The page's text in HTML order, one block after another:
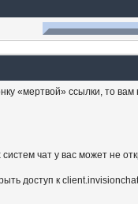
«мертвой» ссылки, то
чат у вас может не
доступ к